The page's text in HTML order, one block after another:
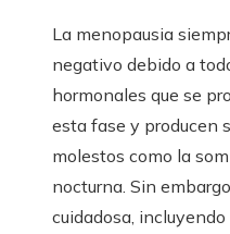
La menopausia
negativo debido a
hormonales que se
esta fase y producen
molestos como la
nocturna. Sin
cuidadosa,